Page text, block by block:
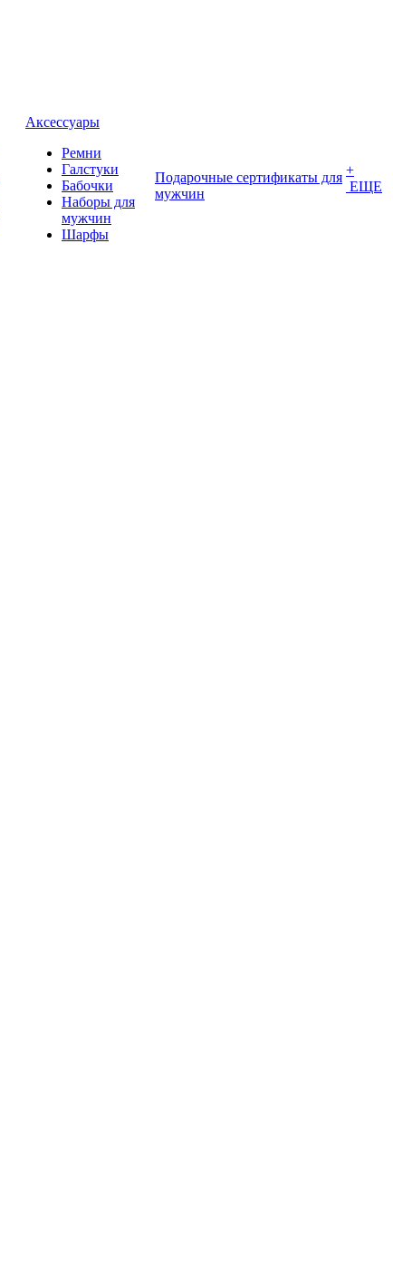
Аксессуары
Ремни
Галстуки
Бабочки
Наборы для
мужчин
Шарфы
Подарочные сертификаты для
мужчин
+
ЕЩЕ